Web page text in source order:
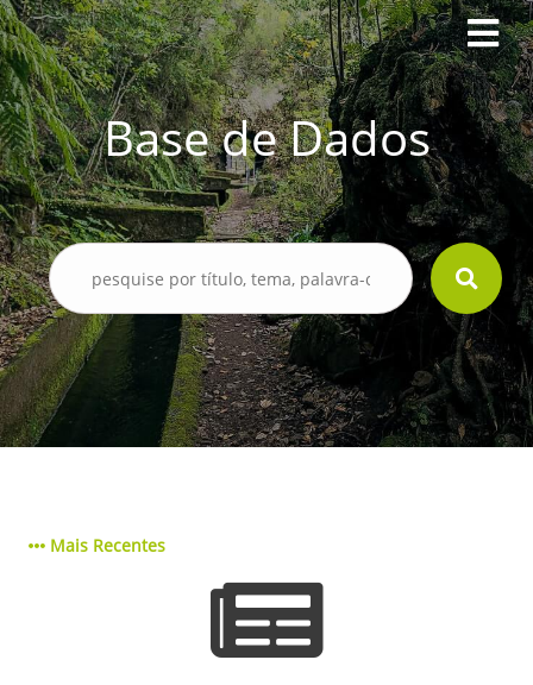
Base de Dados
Mais Recentes